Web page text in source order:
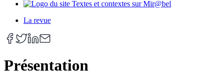
La revue
Présentation